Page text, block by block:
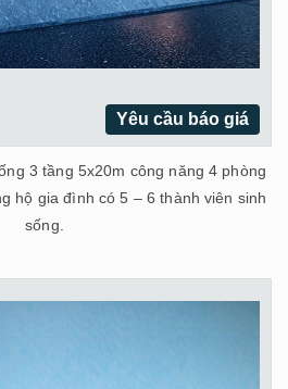
Yêu cầu báo giá
3 tầng 5x20m công năng 4 phòng
hộ gia đình có 5 – 6 thành viên sinh
sống.